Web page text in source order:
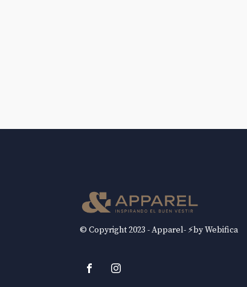
© Copyright 2023 - Apparel- ⚡by Webifica